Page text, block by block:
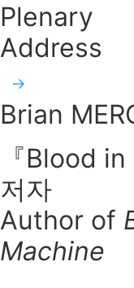
Plenary
Address
Brian
『Blood
저자
Author of
Machine